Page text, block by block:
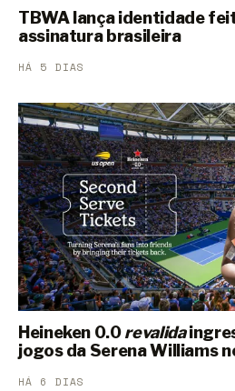
TBWA lança identidade
assinatura brasileira
HÁ 5 DIAS
Heineken 0.0revalida
jogos da Serena Williams
HÁ 6 DIAS